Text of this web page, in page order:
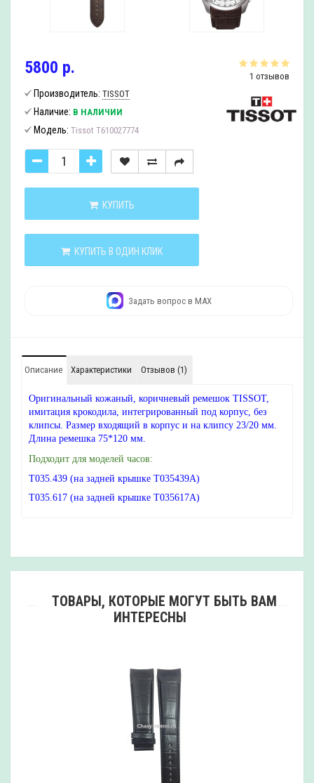
1 отзывов
5800 р.
Производитель: TISSOT
Наличие: В НАЛИЧИИ
Модель: Tissot T610027774
КУПИТЬ
КУПИТЬ В ОДИН КЛИК
Задать вопрос в MAX
Описание Характеристики Отзывов (1)
Оригинальный кожаный, коричневый ремешок TISSOT,
имитация крокодила, интегрированный под корпус, без
клипсы. Размер входящий в корпус и на клипсу 23/20 мм.
Длина ремешка 75*120 мм.
Подходит для моделей часов:
T035.439 (на задней крышке T035439A)
T035.617 (на задней крышке T035617A)
ТОВАРЫ, КОТОРЫЕ МОГУТ БЫТЬ ВАМ
ИНТЕРЕСНЫ